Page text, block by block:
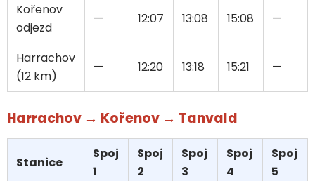
Kořenov
odjezd
— 12:07 13:08 15:08 —
Harrachov
(12 km)
— 12:20 13:18 15:21 —
Harrachov → Kořenov → Tanvald
Stanice
Spoj
1
Spoj
2
Spoj
3
Spoj
4
Spoj
5